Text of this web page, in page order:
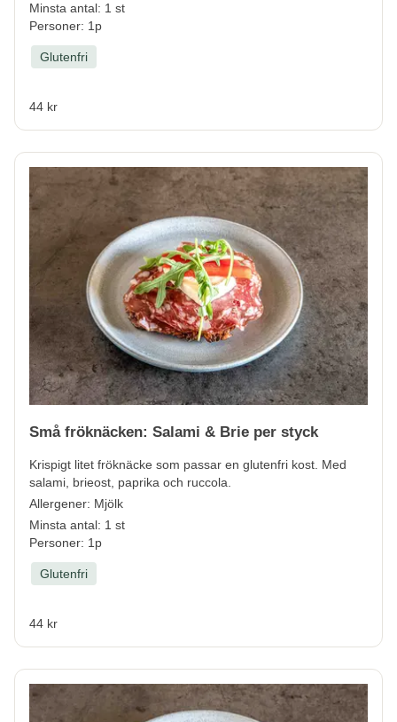
Minsta antal: 1 st
Personer: 1p
Glutenfri
44 kr
Små fröknäcken: Salami & Brie per styck
Krispigt litet fröknäcke som passar en glutenfri kost. Med
salami, brieost, paprika och ruccola.
Allergener: Mjölk
Minsta antal: 1 st
Personer: 1p
Glutenfri
44 kr